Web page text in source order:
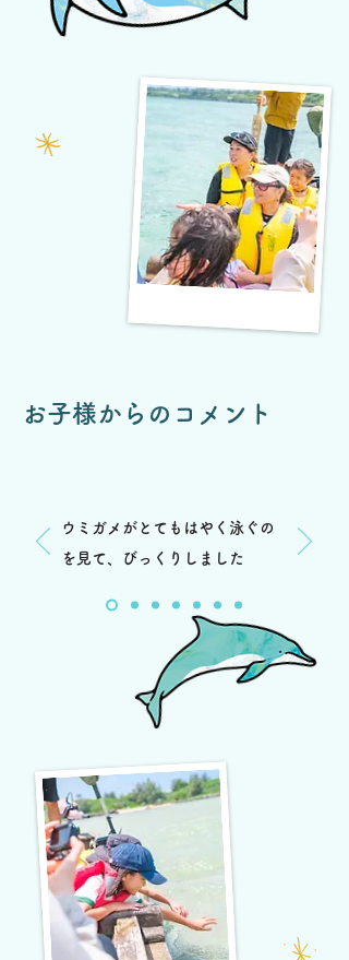
お子様からのコメント
ウミガメがとてもはやく泳ぐの
を見て、びっくりしました